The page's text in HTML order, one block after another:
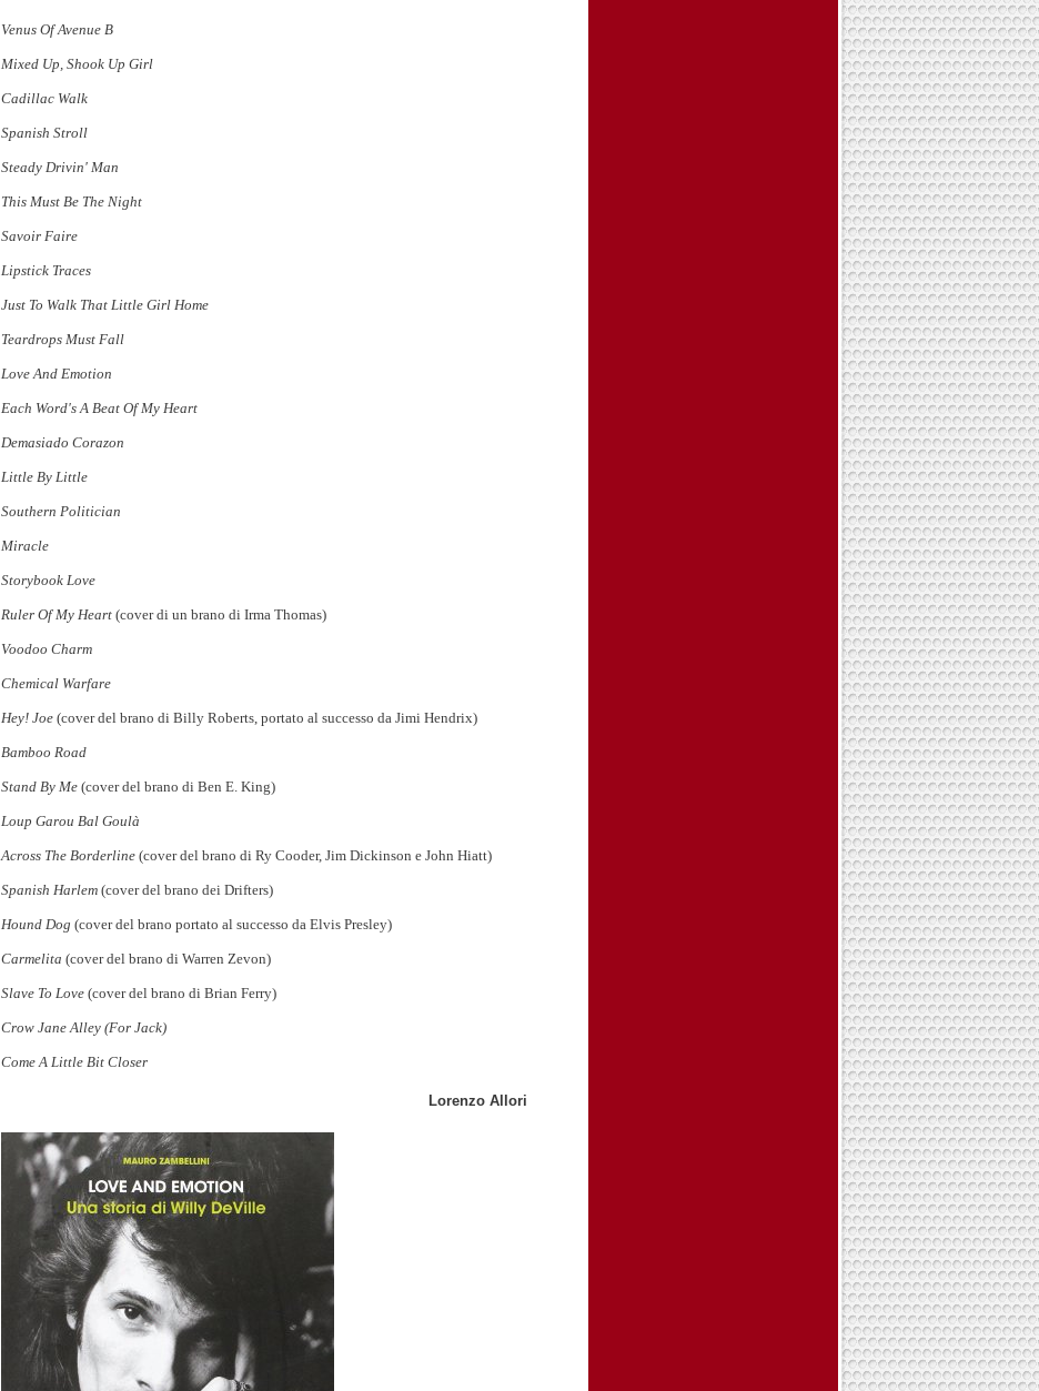
Venus Of Avenue B
Mixed Up, Shook Up Girl
Cadillac Walk
Spanish Stroll
Steady Drivin' Man
This Must Be The Night
Savoir Faire
Lipstick Traces
Just To Walk That Little Girl Home
Teardrops Must Fall
Love And Emotion
Each Word's A Beat Of My Heart
Demasiado Corazon
Little By Little
Southern Politician
Miracle
Storybook Love
Ruler Of My Heart (cover di un brano di Irma Thomas)
Voodoo Charm
Chemical Warfare
Hey! Joe (cover del brano di Billy Roberts, portato al successo da Jimi Hendrix)
Bamboo Road
Stand By Me (cover del brano di Ben E. King)
Loup Garou Bal Goulà
Across The Borderline (cover del brano di Ry Cooder, Jim Dickinson e John Hiatt)
Spanish Harlem (cover del brano dei Drifters)
Hound Dog (cover del brano portato al successo da Elvis Presley)
Carmelita (cover del brano di Warren Zevon)
Slave To Love (cover del brano di Brian Ferry)
Crow Jane Alley (For Jack)
Come A Little Bit Closer
Lorenzo Allori